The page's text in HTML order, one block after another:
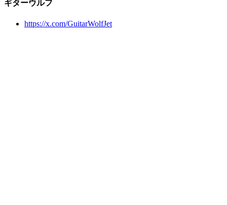
ギターウルフ
https://x.com/GuitarWolfJet